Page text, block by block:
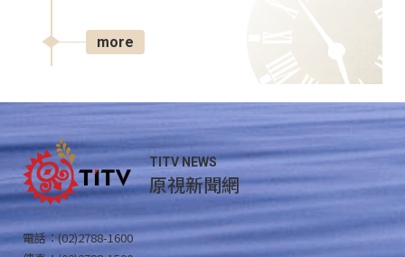
more
TITV NEWS
原視新聞網
電話：(02)2788-1600